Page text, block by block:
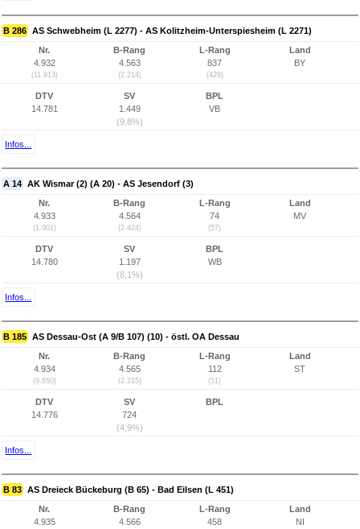
B 286 AS Schwebheim (L 2277) - AS Kolitzheim-Unterspiesheim (L 2271)
Nr.
4.932
(11.913)
B-Rang
4.563
(2.214)
L-Rang
837
(429)
Land
BY
DTV
14.781
SV
1.449
(9,8%)
BPL
VB
Infos...
A 14 AK Wismar (2) (A 20) - AS Jesendorf (3)
Nr.
4.933
(1.001)
B-Rang
4.564
(2.424)
L-Rang
74
(57)
Land
MV
DTV
14.780
SV
1.197
(8,1%)
BPL
WB
Infos...
B 185 AS Dessau-Ost (A 9/B 107) (10) - östl. OA Dessau
Nr.
4.934
(9.650)
B-Rang
4.565
(2.215)
L-Rang
112
(51)
Land
ST
DTV
14.776
SV
724
(4,9%)
BPL
Infos...
B 83 AS Dreieck Bückeburg (B 65) - Bad Eilsen (L 451)
Nr.
4.935
B-Rang
4.566
L-Rang
458
Land
NI